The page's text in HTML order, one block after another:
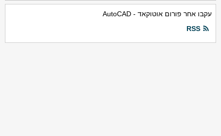
עקבו אחר פורום אוטוקאד - AutoCAD
RSS